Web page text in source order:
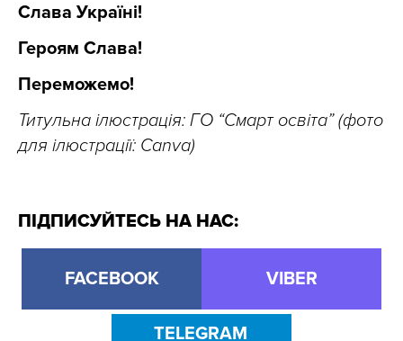
Слава Україні!
Героям Слава!
Переможемо!
Титульна ілюстрація: ГО “Смарт освіта” (фото
для ілюстрації: Canva)
ПІДПИСУЙТЕСЬ НА НАС:
FACEBOOK VIBER
TELEGRAM